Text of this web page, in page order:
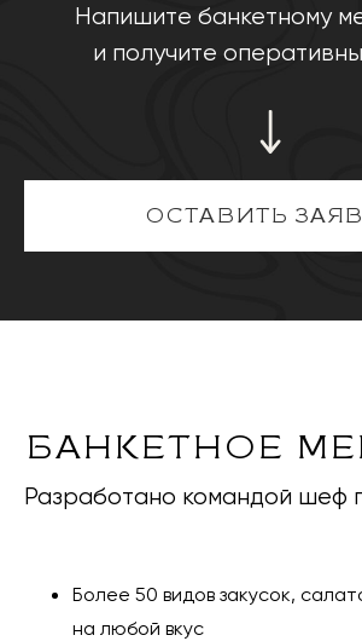
Напишите банкетному
и получите
ОСТАВИТЬ
БАНКЕТНОЕ
Разработано командой шеф
Более 50 видов закусок,
на любой вкус